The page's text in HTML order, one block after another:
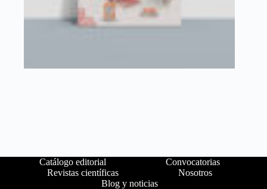
Catálogo editorial
Convocatorias
Revistas científicas
Nosotros
Blog y noticias